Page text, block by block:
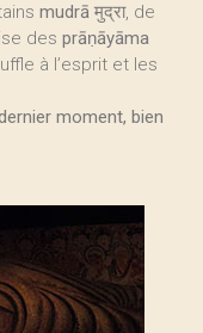
mudrā मुद्रा, de
des prāṇāyāma
à l’esprit et les
moment, bien